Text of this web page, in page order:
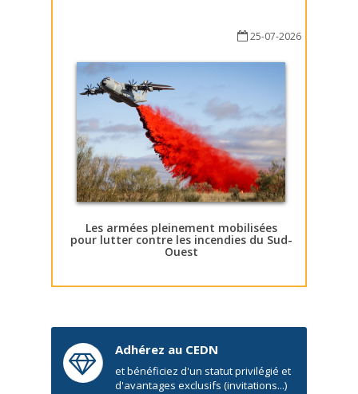
25-07-2026
Les armées pleinement mobilisées
pour lutter contre les incendies du Sud-
Ouest
Adhérez au CEDN
et bénéficiez d'un statut privilégié et
d'avantages exclusifs (invitations...)